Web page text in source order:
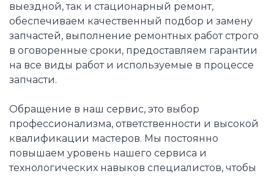
выездной, так и стационарный ремонт,
обеспечиваем качественный подбор и замену
запчастей, выполнение ремонтных работ строго
в оговоренные сроки, предоставляем гарантии
на все виды работ и используемые в процессе
запчасти.
Обращение в наш сервис, это выбор
профессионализма, ответственности и высокой
квалификации мастеров. Мы постоянно
повышаем уровень нашего сервиса и
технологических навыков специалистов, чтобы